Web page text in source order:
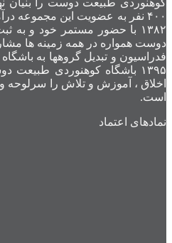
کوهنوردی طبیعت دوست را بنیان
۴۰۰ نفر به عضویت این مجموعه
۱۳۸۲ با حضور مستمر خود و
دوست همواره در همه زمینه ها
فدراسیون و تبدیل گروهها به
۱۳۹۵ باشگاه کوهنوردی
اخلاق ، آموزش و تلاش را سرلوحه
است.
نمادهای اعتماد